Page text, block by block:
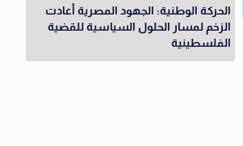
الحركة الوطنية: الجهود المصرية أعادت
الزخم لمسار الحلول السياسية للقضية
الفلسطينية